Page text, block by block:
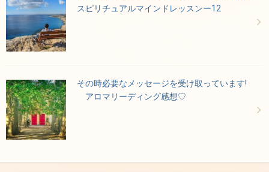
スピリチュアルマインドレッスンー12
その時必要なメッセージを受け取っています!
アロマリーディング感想♡